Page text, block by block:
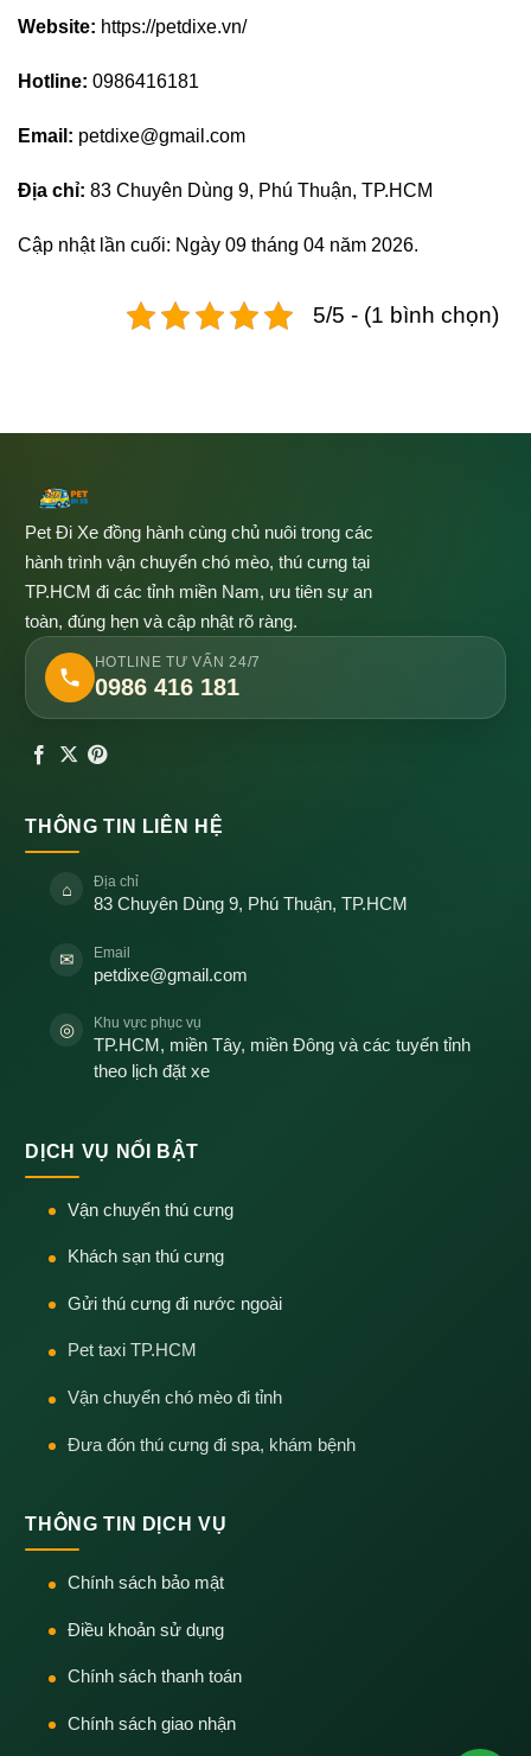
Website: https://petdixe.vn/
Hotline: 0986416181
Email: petdixe@gmail.com
Địa chỉ: 83 Chuyên Dùng 9, Phú Thuận, TP.HCM
Cập nhật lần cuối: Ngày 09 tháng 04 năm 2026.
5/5 - (1 bình chọn)
Pet Đi Xe đồng hành cùng chủ nuôi trong các
hành trình vận chuyển chó mèo, thú cưng tại
TP.HCM đi các tỉnh miền Nam, ưu tiên sự an
toàn, đúng hẹn và cập nhật rõ ràng.
HOTLINE TƯ VẤN 24/7
0986 416 181
THÔNG TIN LIÊN HỆ
⌂ Địa chỉ
83 Chuyên Dùng 9, Phú Thuận, TP.HCM
✉ Email
petdixe@gmail.com
◎ Khu vực phục vụ
TP.HCM, miền Tây, miền Đông và các tuyến tỉnh
theo lịch đặt xe
DỊCH VỤ NỔI BẬT
Vận chuyển thú cưng
Khách sạn thú cưng
Gửi thú cưng đi nước ngoài
Pet taxi TP.HCM
Vận chuyển chó mèo đi tỉnh
Đưa đón thú cưng đi spa, khám bệnh
THÔNG TIN DỊCH VỤ
Chính sách bảo mật
Điều khoản sử dụng
Chính sách thanh toán
Chính sách giao nhận